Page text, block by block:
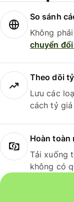
So sánh
Không
chuyển
Theo dõi
Lưu các
cách tỷ
Hoàn toàn
Tải xuống
không có